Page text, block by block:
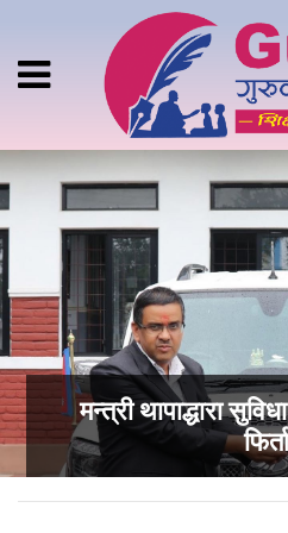
मन्त्री थापाद्धारा
फिर्ता